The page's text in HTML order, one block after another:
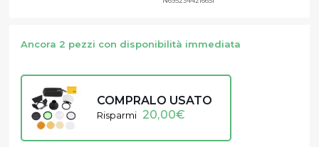
Ancora 2 pezzi con disponibilità immediata
COMPRALO USATO
Risparmi 20,00€